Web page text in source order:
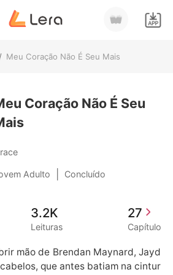
/ Meu Coração Não É Seu Mais
Coração Não É Seu
Adulto Concluído
3.2K
Leituras
27
Capítulo
mão de Brendan Maynard, Jayd
que antes batiam na cintur